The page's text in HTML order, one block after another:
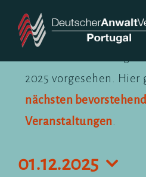
Inhalt
DAV-PORTUGAL
ÜBER UNS
AKTUELLES
für
1.
Dezember
2025
Hinweis
2025 vorgesehen. Hier
nächsten
Veranstaltungen
01.12.2025